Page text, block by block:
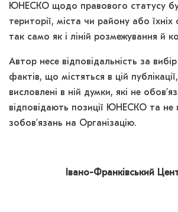
ЮНЕСКО щодо правового статусу
території, міста чи району або їхніх
так само як і ліній розмежування й
Автор несе відповідальність за
фактів, що містяться в цій
висловлені в ній думки, які не
відповідають позиції ЮНЕСКО та не
зобов’язань на Організацію.
Івано-Франківський